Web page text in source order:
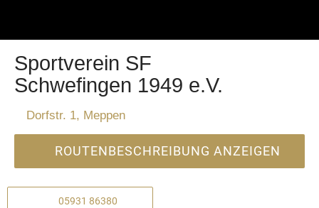
Sportverein SF
Schwefingen 1949 e.V.
Dorfstr. 1, Meppen
ROUTENBESCHREIBUNG ANZEIGEN
05931 86380